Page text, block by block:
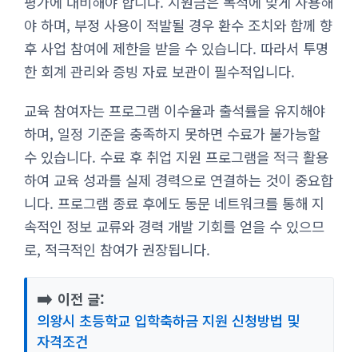
야 하며, 부정 사용이 적발될 경우 환수 조치와 함께 향
후 사업 참여에 제한을 받을 수 있습니다. 따라서 투명
한 회계 관리와 증빙 자료 보관이 필수적입니다.
교육 참여자는 프로그램 이수율과 출석률을 유지해야
하며, 일정 기준을 충족하지 못하면 수료가 불가능할
수 있습니다. 수료 후 취업 지원 프로그램을 적극 활용
하여 교육 성과를 실제 경력으로 연결하는 것이 중요합
니다. 프로그램 종료 후에도 동문 네트워크를 통해 지
속적인 정보 교류와 경력 개발 기회를 얻을 수 있으므
로, 적극적인 참여가 권장됩니다.
➡️ 이전 글:
의왕시 초등학교 입학축하금 지원 신청방법 및
자격조건